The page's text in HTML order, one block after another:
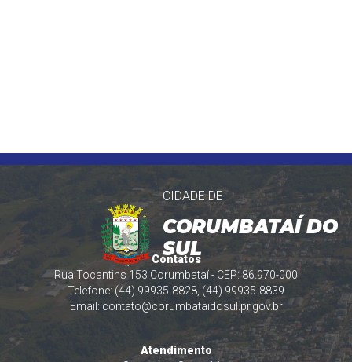
CIDADE DE
CORUMBATAÍ DO
SUL
Contatos
Rua Tocantins 153 Corumbataí - CEP: 86.970-000
Telefone: (44) 99935-8828, (44) 99935-8839
Email: contato@corumbataidosul.pr.gov.br
Atendimento